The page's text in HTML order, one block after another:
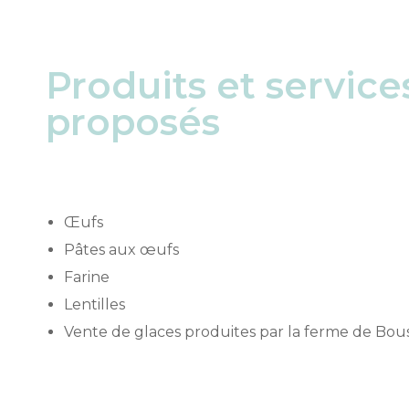
Produits et
proposés
Œufs
Pâtes aux œufs
Farine
Lentilles
Vente de glaces produites par la ferme de